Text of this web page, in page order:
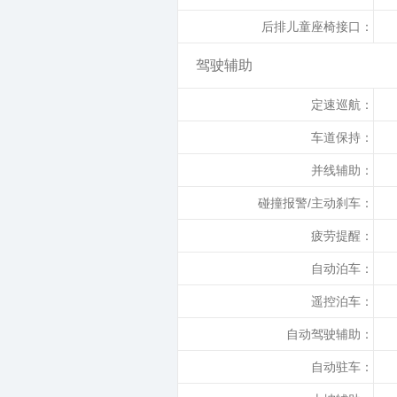
后排儿童座椅接口：
驾驶辅助
定速巡航：
车道保持：
并线辅助：
碰撞报警/主动刹车：
疲劳提醒：
自动泊车：
遥控泊车：
自动驾驶辅助：
自动驻车：